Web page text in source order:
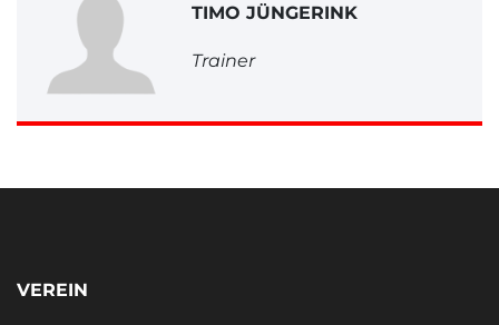
TIMO JÜNGERINK
Trainer
VEREIN